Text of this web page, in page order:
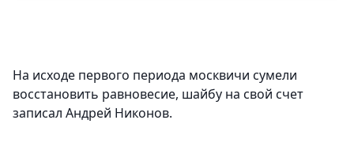
На исходе первого периода москвичи сумели
восстановить равновесие, шайбу на свой счет
записал Андрей Никонов.